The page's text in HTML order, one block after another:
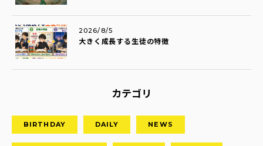
大きく成長する生徒の特徴
2026/8/5
カテゴリ
BIRTHDAY DAILY NEWS